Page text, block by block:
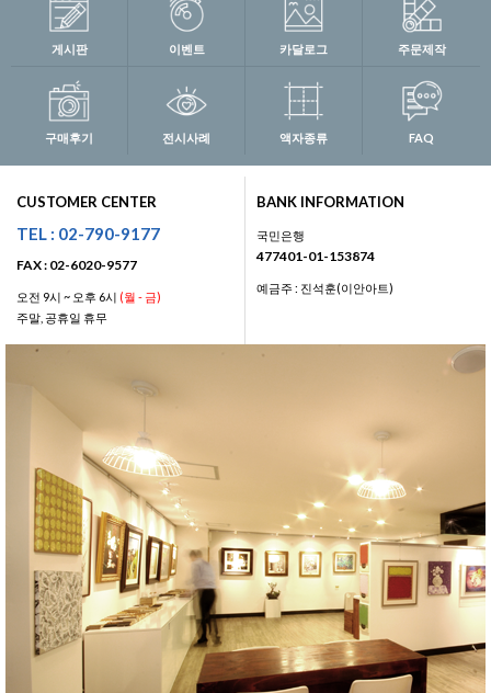
게시판 이벤트 카달로그 주문제작
구매후기 전시사례 액자종류 FAQ
CUSTOMER CENTER
TEL : 02-790-9177
FAX : 02-6020-9577
오전 9시 ~ 오후 6시 (월 - 금)
주말, 공휴일 휴무
BANK INFORMATION
국민은행
477401-01-153874
예금주 : 진석훈(이안아트)